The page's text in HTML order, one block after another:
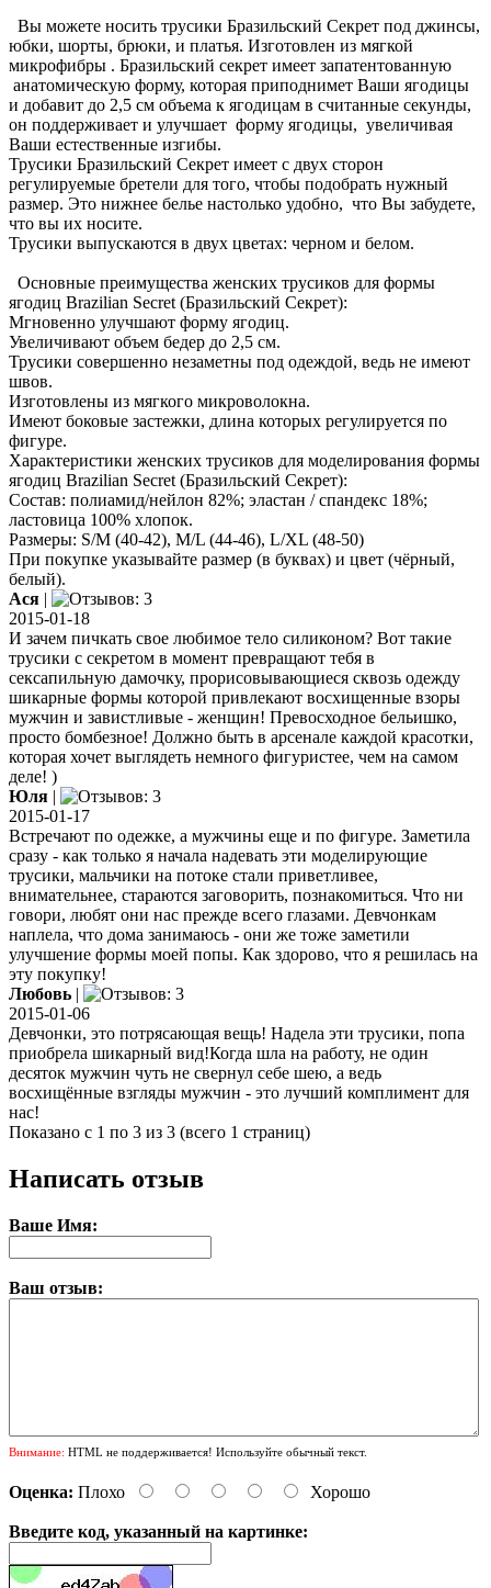
Вы можете носить трусики Бразильский Секрет под джинсы,
юбки, шорты, брюки, и платья. Изготовлен из мягкой
микрофибры . Бразильский секрет имеет запатентованную
анатомическую форму, которая приподнимет Ваши ягодицы
и добавит до 2,5 см объема к ягодицам в считанные секунды,
он поддерживает и улучшает форму ягодицы, увеличивая
Ваши естественные изгибы.
Трусики Бразильский Секрет имеет с двух сторон
регулируемые бретели для того, чтобы подобрать нужный
размер. Это нижнее белье настолько удобно, что Вы забудете,
что вы их носите.
Трусики выпускаются в двух цветах: черном и белом.
Основные преимущества женских трусиков для формы
ягодиц Brazilian Secret (Бразильский Секрет):
Мгновенно улучшают форму ягодиц.
Увеличивают объем бедер до 2,5 см.
Трусики совершенно незаметны под одеждой, ведь не имеют
швов.
Изготовлены из мягкого микроволокна.
Имеют боковые застежки, длина которых регулируется по
фигуре.
Характеристики женских трусиков для моделирования формы
ягодиц Brazilian Secret (Бразильский Секрет):
Состав: полиамид/нейлон 82%; эластан / спандекс 18%;
ластовица 100% хлопок.
Размеры: S/M (40-42), M/L (44-46), L/XL (48-50)
При покупке указывайте размер (в буквах) и цвет (чёрный,
белый).
Ася |
2015-01-18
И зачем пичкать свое любимое тело силиконом? Вот такие
трусики с секретом в момент превращают тебя в
сексапильную дамочку, прорисовывающиеся сквозь одежду
шикарные формы которой привлекают восхищенные взоры
мужчин и завистливые - женщин! Превосходное бельишко,
просто бомбезное! Должно быть в арсенале каждой красотки,
которая хочет выглядеть немного фигуристее, чем на самом
деле! )
Юля |
2015-01-17
Встречают по одежке, а мужчины еще и по фигуре. Заметила
сразу - как только я начала надевать эти моделирующие
трусики, мальчики на потоке стали приветливее,
внимательнее, стараются заговорить, познакомиться. Что ни
говори, любят они нас прежде всего глазами. Девчонкам
наплела, что дома занимаюсь - они же тоже заметили
улучшение формы моей попы. Как здорово, что я решилась на
эту покупку!
Любовь |
2015-01-06
Девчонки, это потрясающая вещь! Надела эти трусики, попа
приобрела шикарный вид!Когда шла на работу, не один
десяток мужчин чуть не свернул себе шею, а ведь
восхищённые взгляды мужчин - это лучший комплимент для
нас!
Показано с 1 по 3 из 3 (всего 1 страниц)
Написать отзыв
Ваше Имя:
Ваш отзыв:
Внимание: HTML не поддерживается! Используйте обычный текст.
Оценка: Плохо Хорошо
Введите код, указанный на картинке: